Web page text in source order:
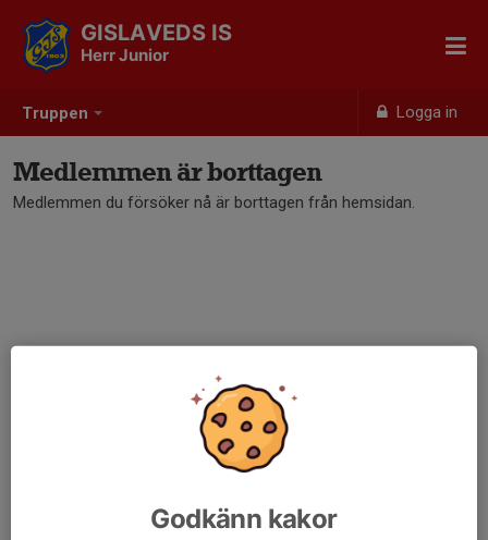
Truppen Logga in
GISLAVEDS IS
Herr Junior
Medlemmen är borttagen
Medlemmen du försöker nå är borttagen från hemsidan.
Godkänn kakor